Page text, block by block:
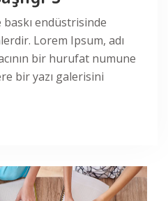
endüstrisinde
Lorem Ipsum, adı
bir hurufat numune
bir yazı galerisini